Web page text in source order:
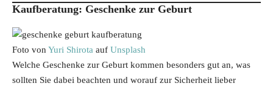
Kaufberatung: Geschenke zur Geburt
Foto von Yuri Shirota auf Unsplash
Welche Geschenke zur Geburt kommen besonders gut an, was
sollten Sie dabei beachten und worauf zur Sicherheit lieber